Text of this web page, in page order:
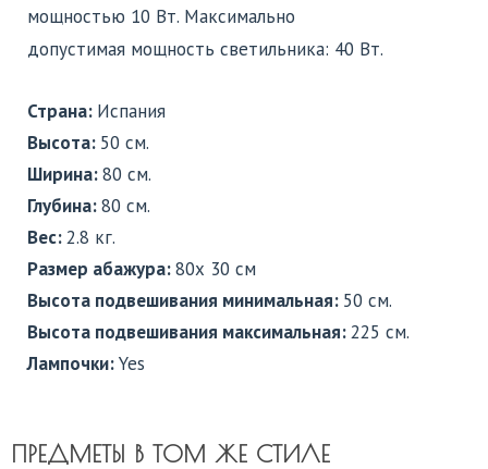
мощностью 10 Вт. Максимально
допустимая мощность светильника: 40 Вт.
Страна: Испания
Высота: 50 см.
Ширина:80 см.
Глубина:80 см.
Вес:2.8 кг.
Размер абажура:80х 30 см
Высота подвешивания минимальная: 50 см.
Высота подвешивания максимальная:225 см.
Лампочки:Yes
ПРЕДМЕТЫ В ТОМ ЖЕ СТИЛЕ